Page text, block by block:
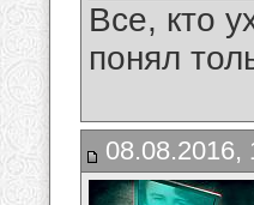
Все, кто
понял
08.08.2016,